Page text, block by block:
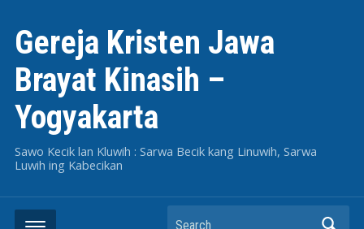
Gereja Kristen Jawa
Brayat Kinasih –
Yogyakarta
Sawo Kecik lan Kluwih : Sarwa Becik kang Linuwih, Sarwa
Luwih ing Kabecikan
Search